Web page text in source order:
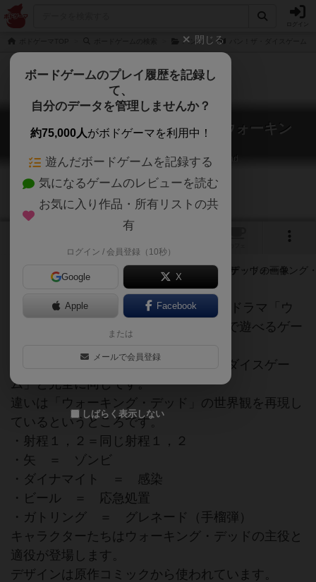
バン！
バン！ザ・ダイスゲーム：ザ・ウォーキン
Bang! The Dice Game: The Walking Dead
「バン!ダイスゲーム」のベースに海外ドラマ「ウ
ォーキング・デッド」のキャラクターで遊べるゲー
ルールやプレイヤーの能力は「バン！ダイスゲー
ム」と完全に同じです。
違いは「ウォーキング・デッド」の世界観を再現し
ているというところです。
・射程１，２＝同じ射程１，２
・矢 ＝ ゾンビ
・ダイナマイト ＝ 感染
・ビール ＝ 応急処置
・ガトリング ＝ グレネード（手榴弾）
キャラクターたちはウォーキング・デッドの主役と
適役が登場します。
デザインは原作コミックから使われています。
閉じる
ボードゲームのプレイ履歴を記録し
て、
自分のデータを管理しませんか？
約75,000人がボドゲーマを利用中！
遊んだボードゲームを記録する
気になるゲームのレビューを読む
お気に入り作品・所有リストの共
有
ログイン / 会員登録（10秒）
Google X
Apple Facebook
または
メールで会員登録
しばらく表示しない